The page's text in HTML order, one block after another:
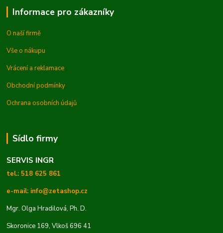
Informace pro zákazníky
O naší firmě
Vše o nákupu
Vrácení a reklamace
Obchodní podmínky
Ochrana osobních údajů
Sídlo firmy
SERVIS INGR
tel.: 518 625 861
e-mail: info@zetashop.cz
Mgr. Olga Hradilová, Ph. D.
Skoronice 169, Vlkoš 696 41